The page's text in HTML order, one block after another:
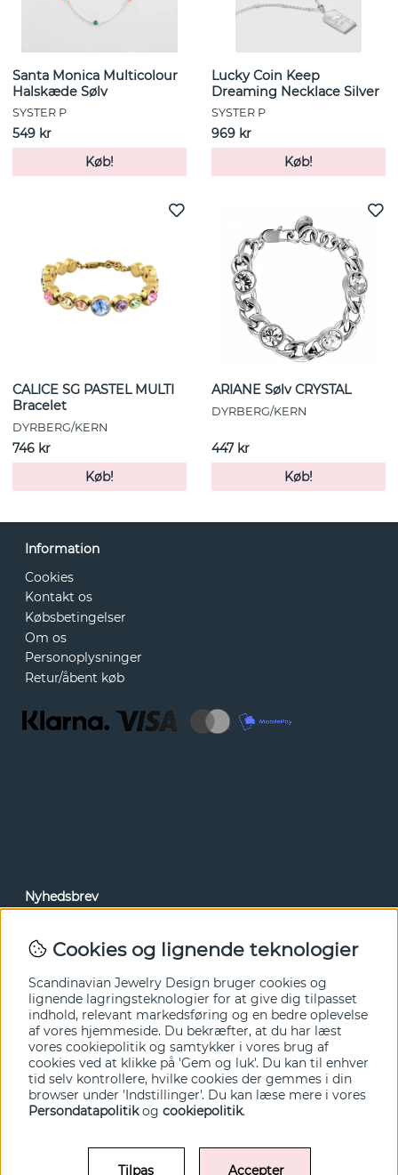
Santa Monica Multicolour
Halskæde Sølv
SYSTER P
549 kr
Køb!
Lucky Coin Keep
Dreaming Necklace Silver
SYSTER P
969 kr
Køb!
CALICE SG PASTEL MULTI
Bracelet
DYRBERG/KERN
746 kr
Køb!
ARIANE Sølv CRYSTAL
DYRBERG/KERN
447 kr
Køb!
Information
Cookies
Kontakt os
Købsbetingelser
Om os
Personoplysninger
Retur/åbent køb
Nyhedsbrev
tilbud før alle andre. Tilmeld dig herunder.
Ja tak!
Cookies og lignende teknologier
Scandinavian Jewelry Design bruger cookies og
lignende lagringsteknologier for at give dig tilpasset
indhold, relevant markedsføring og en bedre oplevelse
af vores hjemmeside. Du bekræfter, at du har læst
vores cookiepolitik og samtykker i vores brug af
cookies ved at klikke på 'Gem og luk'. Du kan til enhver
tid selv kontrollere, hvilke cookies der gemmes i din
browser under 'Indstillinger'. Du kan læse mere i vores
Persondatapolitikog cookiepolitik.
Tilpas Accepter